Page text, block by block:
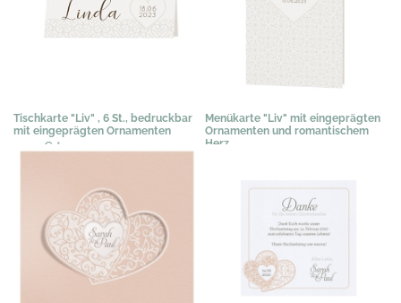
Tischkarte "Liv" , 6 St., bedruckbar
mit eingeprägten Ornamenten
0,50 € *
Menükarte "Liv" mit eingeprägten
Ornamenten und romantischem
Herz